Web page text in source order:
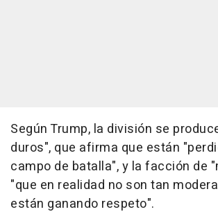
Según Trump, la división se
duros", que afirma que están
campo de batalla", y la facción de
"que en realidad no son tan
están ganando respeto".